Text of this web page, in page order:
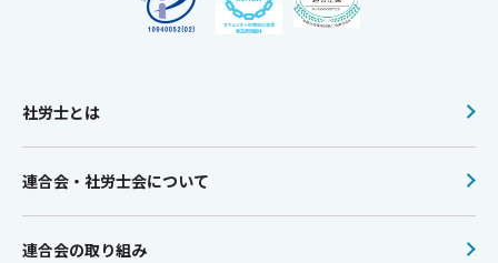
社労士とは
連合会・社労士会について
連合会の取り組み